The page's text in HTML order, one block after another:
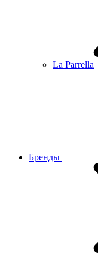
La Parrella
Бренды